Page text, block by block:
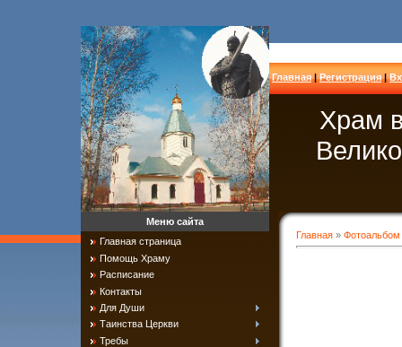
Главная|Регистрация|
Храм
Главная » Фотоальбом
Меню сайта
Главная страница
Помощь Храму
Расписание
Контакты
Для Души
Таинства Церкви
Требы